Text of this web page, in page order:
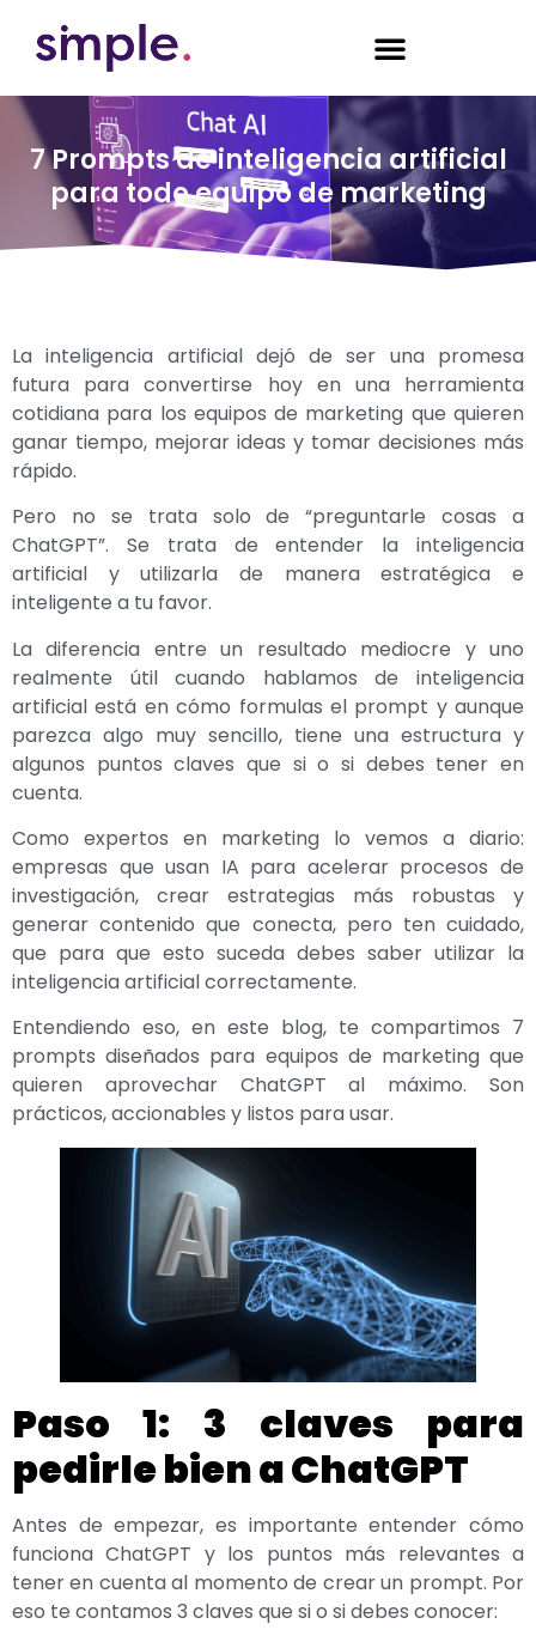
7 Prompts de inteligencia artificial
para todo equipo de marketing
La inteligencia artificial dejó de ser una promesa
futura para convertirse hoy en una herramienta
cotidiana para los equipos de marketing que quieren
ganar tiempo, mejorar ideas y tomar decisiones más
rápido.
Pero no se trata solo de “preguntarle cosas a
ChatGPT”. Se trata de entender la inteligencia
artificial y utilizarla de manera estratégica e
inteligente a tu favor.
La diferencia entre un resultado mediocre y uno
realmente útil cuando hablamos de inteligencia
artificial está en cómo formulas el prompt y aunque
parezca algo muy sencillo, tiene una estructura y
algunos puntos claves que si o si debes tener en
cuenta.
Como expertos en marketing lo vemos a diario:
empresas que usan IA para acelerar procesos de
investigación, crear estrategias más robustas y
generar contenido que conecta, pero ten cuidado,
que para que esto suceda debes saber utilizar la
inteligencia artificial correctamente.
Entendiendo eso, en este blog, te compartimos 7
prompts diseñados para equipos de marketing que
quieren aprovechar ChatGPT al máximo. Son
prácticos, accionables y listos para usar.
Paso 1: 3 claves para
pedirle bien a ChatGPT
Antes de empezar, es importante entender cómo
funciona ChatGPT y los puntos más relevantes a
tener en cuenta al momento de crear un prompt. Por
eso te contamos 3 claves que si o si debes conocer: